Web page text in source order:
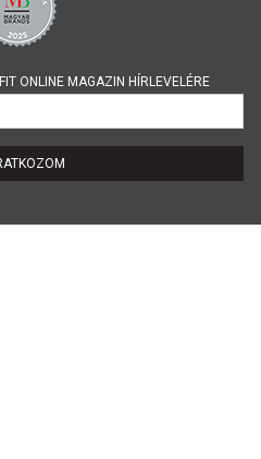
ONLINE MAGAZIN HÍRLEVELÉRE